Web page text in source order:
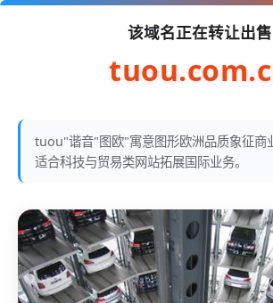
该域名正在转让出售
tuou"谐音"图欧"寓意图形欧洲品质象征商
适合科技与贸易类网站拓展国际业务。